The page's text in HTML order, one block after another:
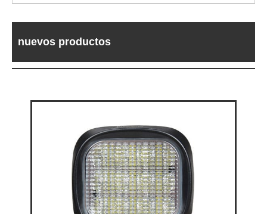
nuevos productos